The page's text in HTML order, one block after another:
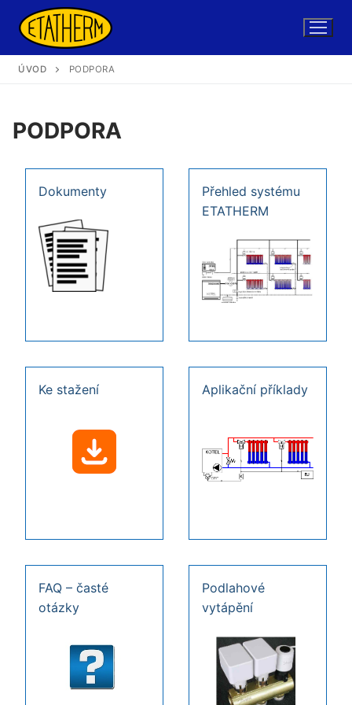
content
ÚVOD PODPORA
PODPORA
Dokumenty
Přehled systému
ETATHERM
Ke stažení Aplikační příklady
FAQ – časté
otázky
Podlahové
vytápění